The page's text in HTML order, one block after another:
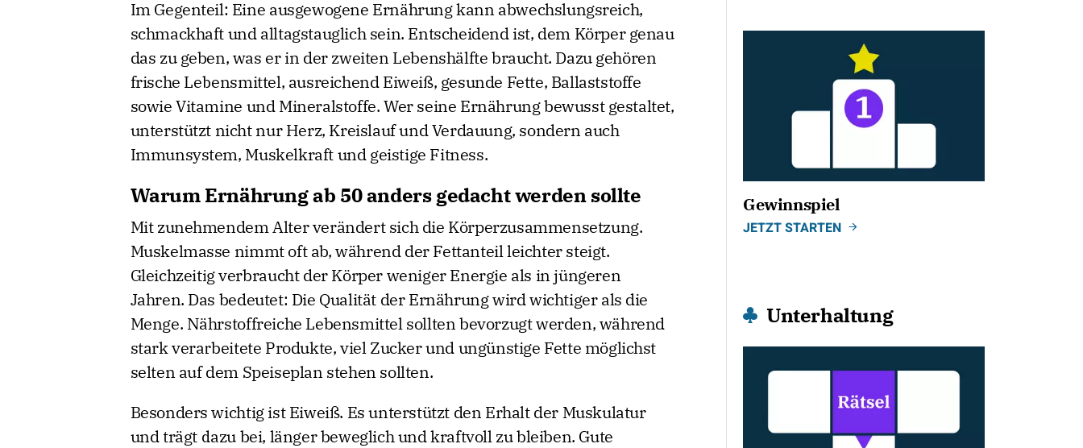
Im Gegenteil: Eine ausgewogene Ernährung kann abwechslungsreich,
schmackhaft und alltagstauglich sein. Entscheidend ist, dem Körper genau
das zu geben, was er in der zweiten Lebenshälfte braucht. Dazu gehören
frische Lebensmittel, ausreichend Eiweiß, gesunde Fette, Ballaststoffe
sowie Vitamine und Mineralstoffe. Wer seine Ernährung bewusst gestaltet,
unterstützt nicht nur Herz, Kreislauf und Verdauung, sondern auch
Immunsystem, Muskelkraft und geistige Fitness.
Warum Ernährung ab 50 anders gedacht werden sollte
Mit zunehmendem Alter verändert sich die Körperzusammensetzung.
Muskelmasse nimmt oft ab, während der Fettanteil leichter steigt.
Gleichzeitig verbraucht der Körper weniger Energie als in jüngeren
Jahren. Das bedeutet: Die Qualität der Ernährung wird wichtiger als die
Menge. Nährstoffreiche Lebensmittel sollten bevorzugt werden, während
stark verarbeitete Produkte, viel Zucker und ungünstige Fette möglichst
selten auf dem Speiseplan stehen sollten.
Besonders wichtig ist Eiweiß. Es unterstützt den Erhalt der Muskulatur
und trägt dazu bei, länger beweglich und kraftvoll zu bleiben. Gute
Gewinnspiel
JETZT STARTEN
Unterhaltung